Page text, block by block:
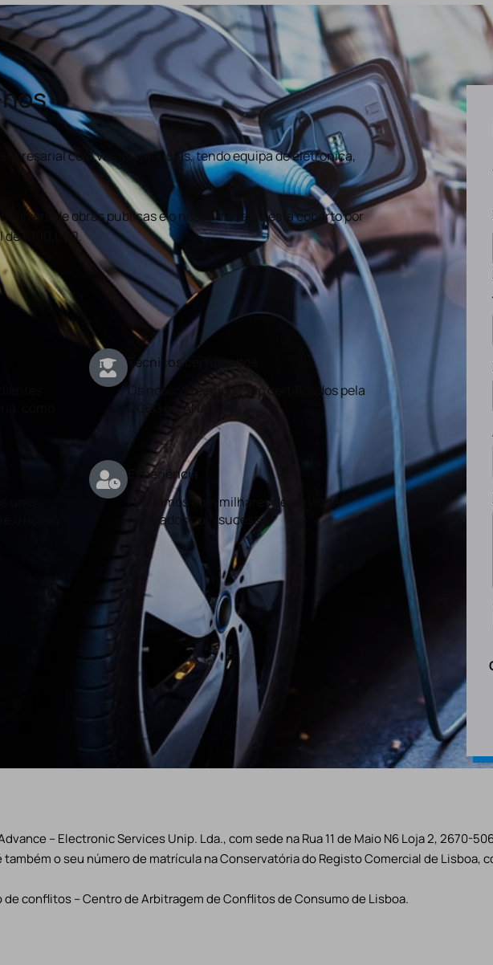
com várias valências, tendo equipa de eletronica,
alvará de obras publicas e o nosso trabalho está coberto por
de €100.000.
como
Técnicos certificados
Os nossos técnicos são certificados pela
DGEG e a ANACOM
o nosso
Experiência
Contamos com milhares de serviços
realizados com sucesso.
– Electronic Services Unip. Lda., com sede na Rua 11 de Maio N6 Loja 2, 2670-
também o seu número de matrícula na Conservatória do Registo Comercial de Lisboa,
conflitos – Centro de Arbitragem de Conflitos de Consumo de Lisboa.